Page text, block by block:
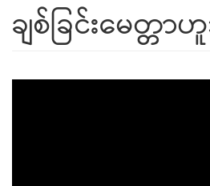
ချစ်ခြင်းမေတ္တ